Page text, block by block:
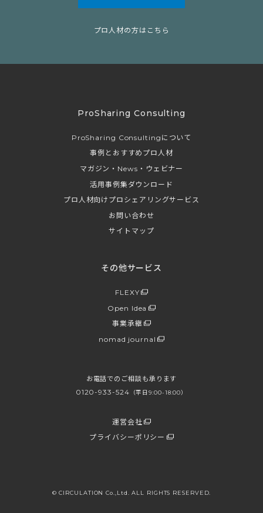
プロ人材の方はこちら
ProSharing Consulting
ProSharing Consultingについて
事例とおすすめプロ人材
マガジン・News・ウェビナー
活用事例集ダウンロード
プロ人材向けプロシェアリングサービス
お問い合わせ
サイトマップ
その他サービス
FLEXY
Open Idea
事業承継
nomad journal
お電話でのご相談も承ります
0120-933-524 （平日9:00-18:00）
運営会社
プライバシーポリシー
© CIRCULATION Co.,Ltd. ALL RIGHTS RESERVED.